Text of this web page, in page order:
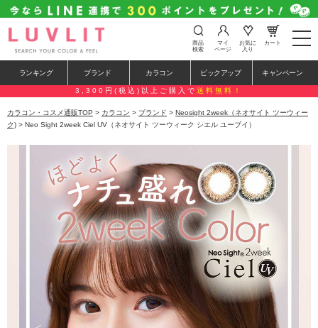
t
o
e
n
a
商品
検索
マイ
ページ
お気に
入り
カート
ランキング ブランド カラコン ピックアップ キャンペーン
3,300円(税込)以上ご購入で 送料無料！
カラコン・コスメ通販TOP > カラコン > ブランド > Neosight 2week（ネオサイト ツーウィー
ク) > Neo Sight 2week Ciel UV（ネオサイト ツーウィーク シエル ユーブイ）